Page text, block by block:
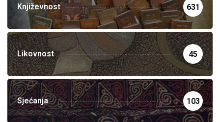
Književnost 631
Likovnost 45
Sjećanja 103